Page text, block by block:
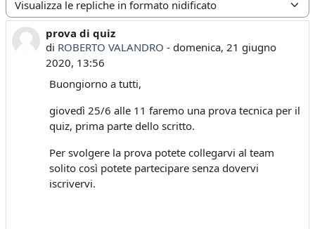
Modalità visualizzazione
prova di quiz
di ROBERTO VALANDRO - domenica, 21 giugno
2020, 13:56
Numero di risposte: 0
Buongiorno a tutti,
giovedì 25/6 alle 11 faremo una prova tecnica per il
quiz, prima parte dello scritto.
Per svolgere la prova potete collegarvi al team
solito così potete partecipare senza dovervi
iscrivervi.